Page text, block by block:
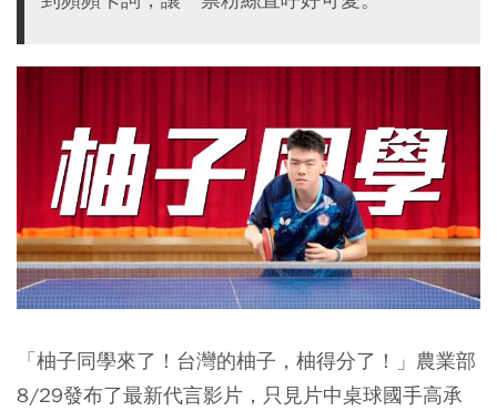
「柚子同學來了！台灣的柚子，柚得分了！」農業部
8/29發布了最新代言影片，只見片中桌球國手高承